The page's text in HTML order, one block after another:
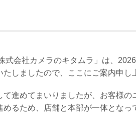
会社カメラのキタムラ」は、
しましたので、ここにご案内申し
進めてまいりましたが、お客様の
るため、店舗と本部が一体となっ